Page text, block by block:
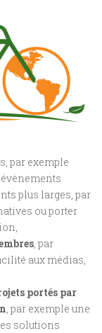
par exemple
plus larges, par
ou porter
, par
aux médias,
portés par
, par exemple une
solutions